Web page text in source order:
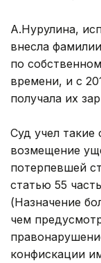
А.Нурулина,
внесла
по
времени, и с
получала их
Суд учел такие
возмещение
потерпевшей
статью 55
(Назначение
чем
конфискации